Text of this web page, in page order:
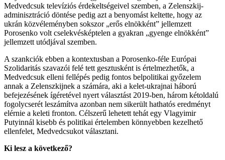
Medvedcsuk televíziós érdekeltségeivel szemben, a Zelenszkij-
adminisztráció döntése pedig azt a benyomást keltette, hogy az
ukrán közvéleményben sokszor „erős elnökként” jellemzett
Porosenko volt cselekvésképtelen a gyakran „gyenge elnökként”
jellemzett utódjával szemben.
A szankciók ebben a kontextusban a Porosenko-féle Európai
Szolidaritás szavazói felé tett gesztusként is értelmezhetők, a
Medvedcsuk elleni fellépés pedig fontos belpolitikai győzelem
annak a Zelenszkijnek a számára, aki a kelet-ukrajnai háború
befejezésének ígéretével nyert választást 2019-ben, három kétoldalú
fogolycserét leszámítva azonban nem sikerült hathatós eredményt
elérnie a keleti fronton. Célszerű lehetett tehát egy Vlagyimir
Putyinnál kisebb és politikai értelemben könnyebben kezelhető
ellenfelet, Medvedcsukot választani.
Ki lesz a következő?